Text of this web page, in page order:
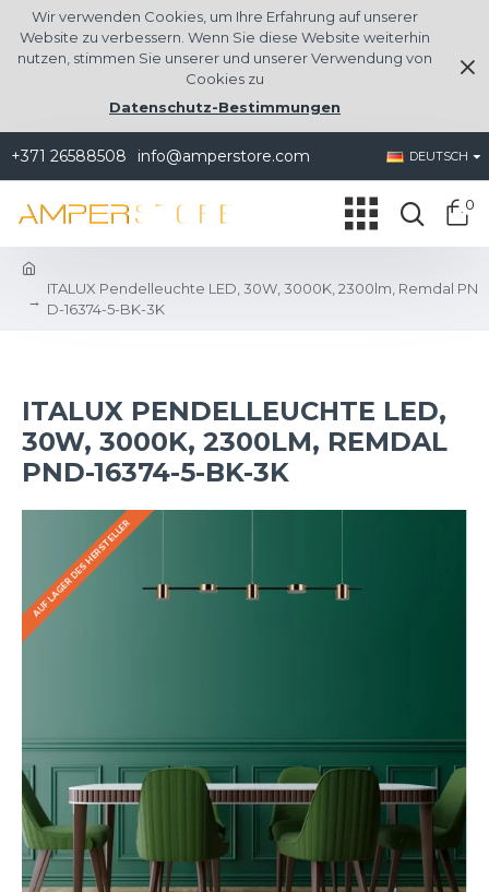
Wir verwenden Cookies, um Ihre Erfahrung auf unserer
Website zu verbessern. Wenn Sie diese Website weiterhin
nutzen, stimmen Sie unserer und unserer Verwendung von
Cookies zu
Datenschutz-Bestimmungen
+371 26588508 info@amperstore.com DEUTSCH
0
ITALUX Pendelleuchte LED, 30W, 3000K, 2300lm, Remdal PN
D-16374-5-BK-3K
ITALUX PENDELLEUCHTE LED,
30W, 3000K, 2300LM, REMDAL
PND-16374-5-BK-3K
AUF LAGER DES HERSTELLER